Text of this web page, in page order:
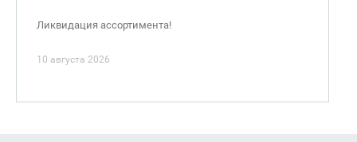
Ликвидация ассортимента!
10 августа 2026